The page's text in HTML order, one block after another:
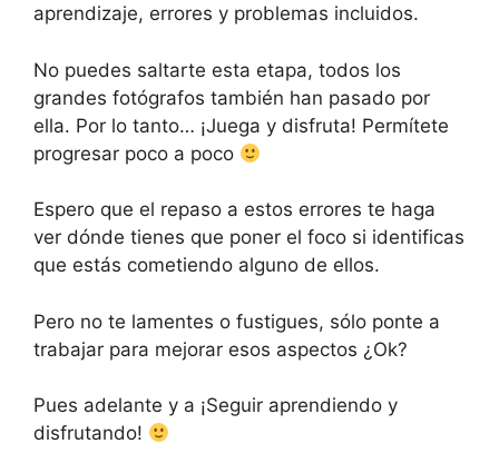
aprendizaje, errores y problemas incluidos.
No puedes saltarte esta etapa, todos los
grandes fotógrafos también han pasado por
ella. Por lo tanto… ¡Juega y disfruta! Permítete
progresar poco a poco
Espero que el repaso a estos errores te haga
ver dónde tienes que poner el foco si identificas
que estás cometiendo alguno de ellos.
Pero no te lamentes o fustigues, sólo ponte a
trabajar para mejorar esos aspectos ¿Ok?
Pues adelante y a ¡Seguir aprendiendo y
disfrutando!